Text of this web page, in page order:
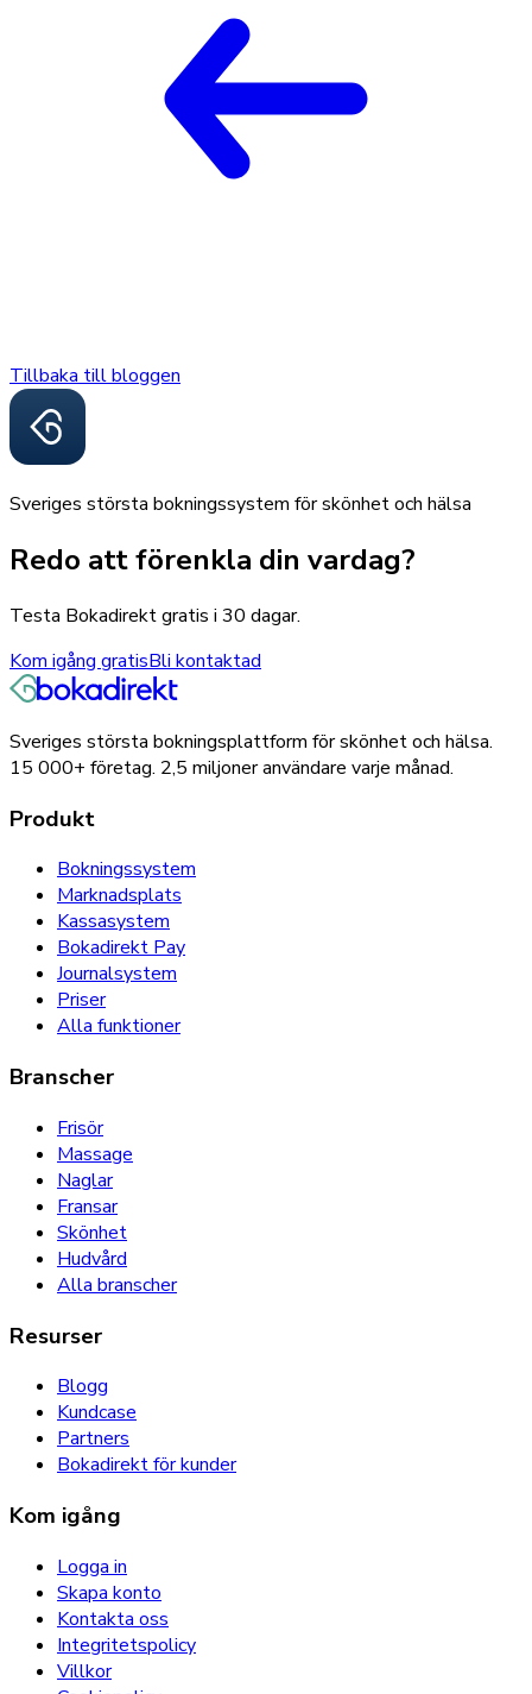
Tillbaka till bloggen
Sveriges största bokningssystem för skönhet och hälsa
Redo att förenkla din vardag?
Testa Bokadirekt gratis i 30 dagar.
Kom igång gratisBli kontaktad
Sveriges största bokningsplattform för skönhet och hälsa.
15 000+ företag. 2,5 miljoneranvändare varje månad.
Produkt
Bokningssystem
Marknadsplats
Kassasystem
Bokadirekt Pay
Journalsystem
Priser
Alla funktioner
Branscher
Frisör
Massage
Naglar
Fransar
Skönhet
Hudvård
Alla branscher
Resurser
Blogg
Kundcase
Partners
Bokadirekt för kunder
Kom igång
Logga in
Skapa konto
Kontakta oss
Integritetspolicy
Villkor